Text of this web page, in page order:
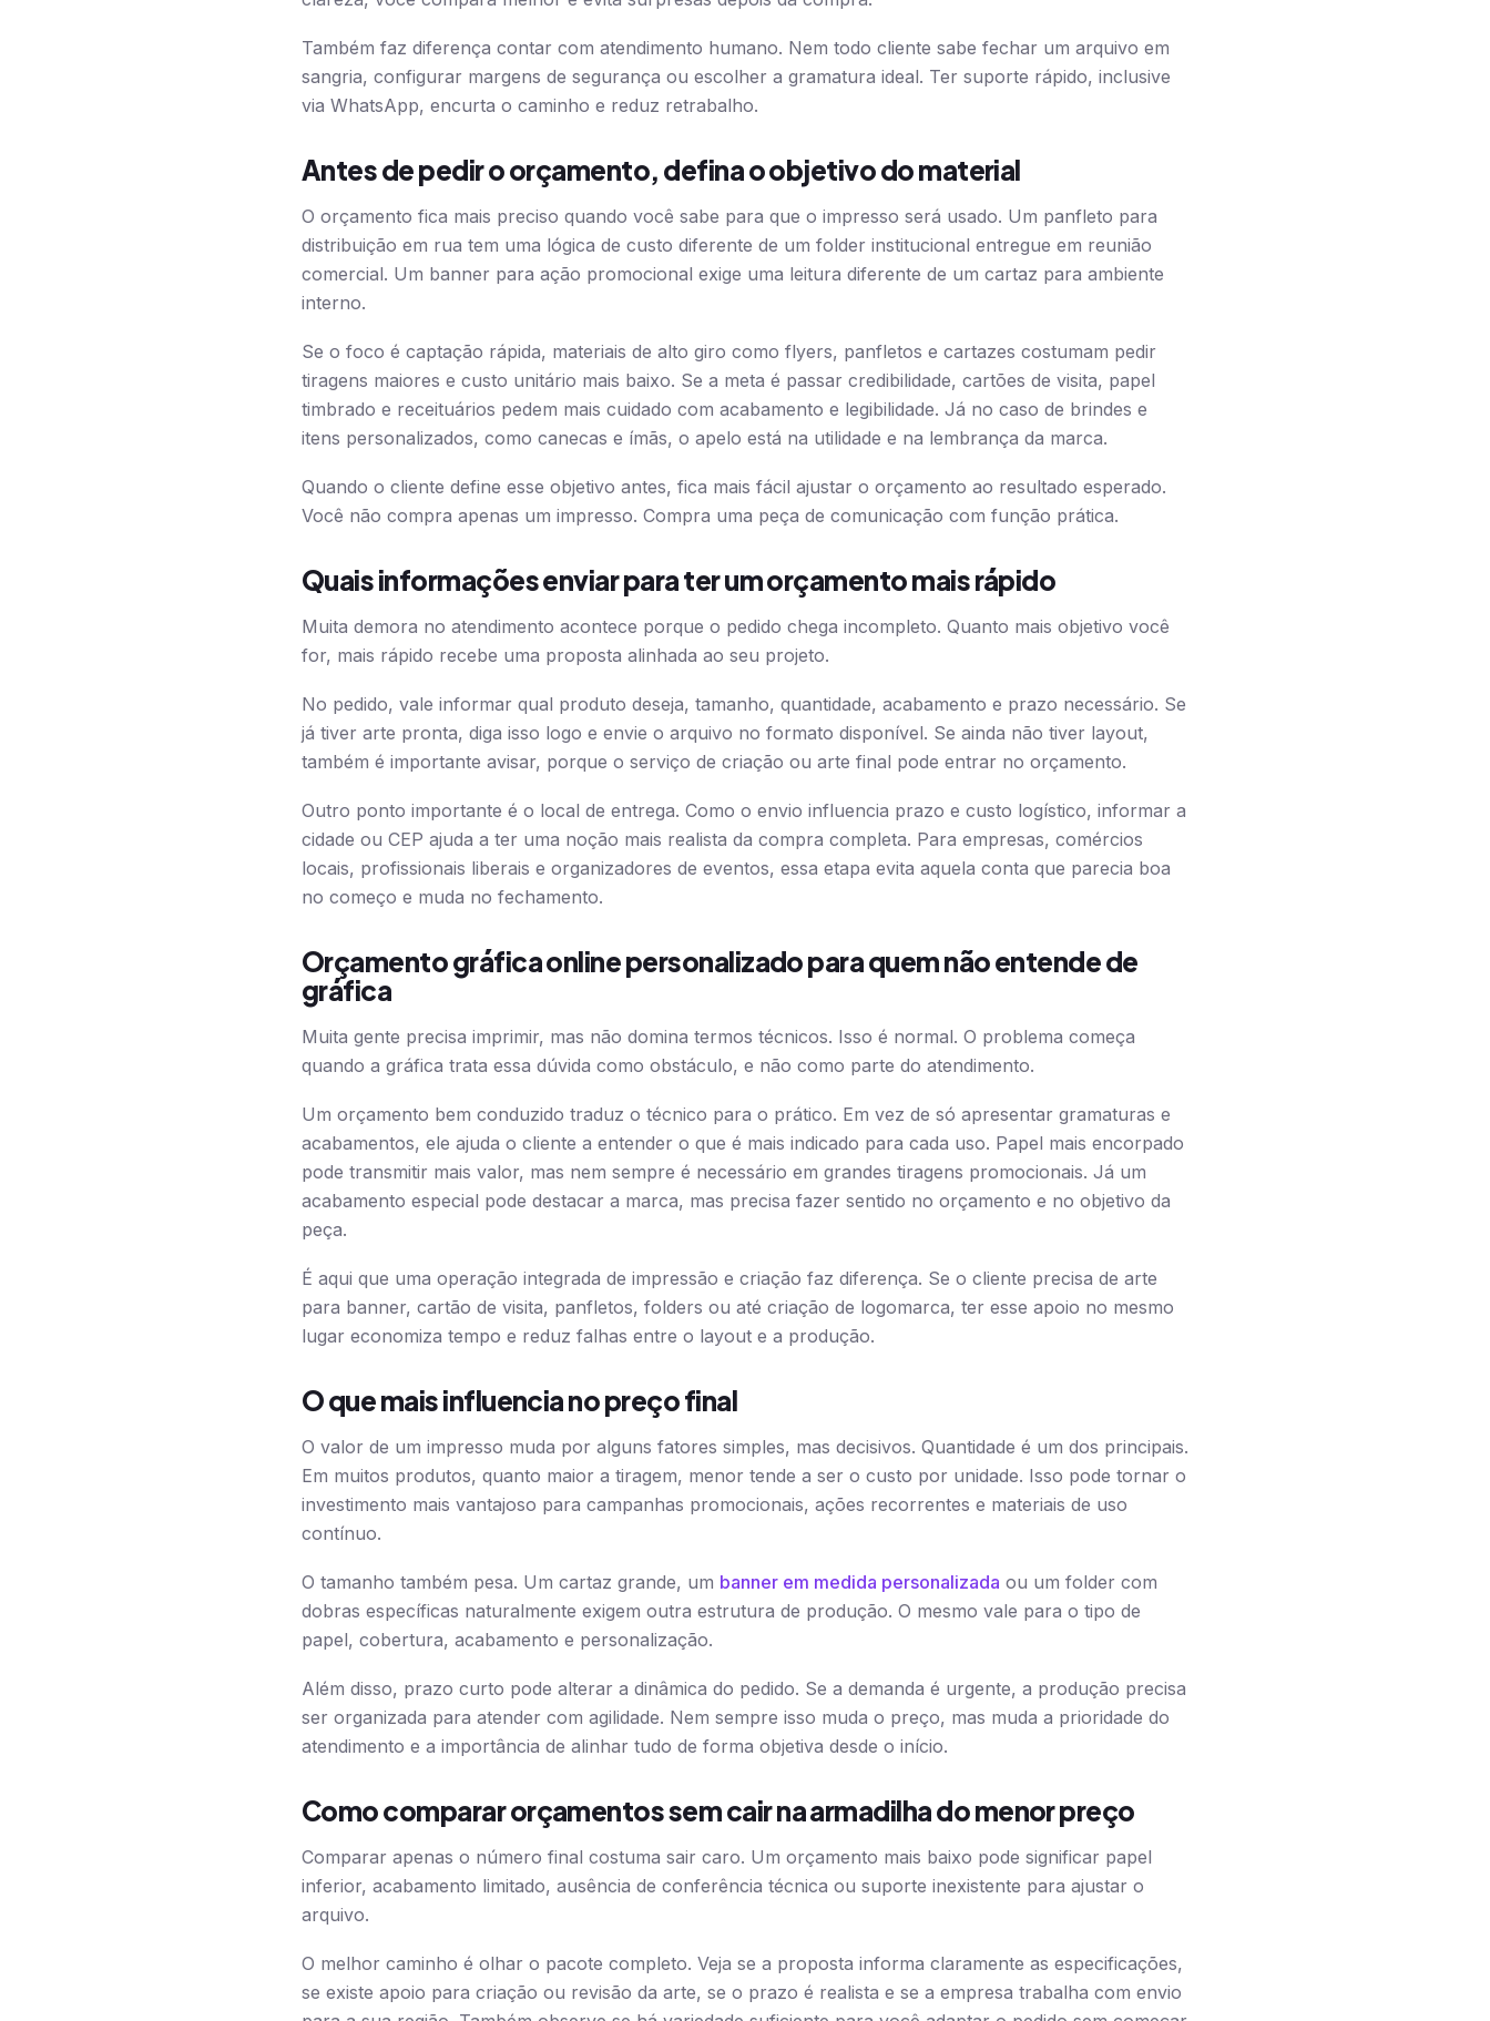
Também faz diferença contar com atendimento humano. Nem todo cliente sabe fechar um arquivo em
sangria, configurar margens de segurança ou escolher a gramatura ideal. Ter suporte rápido, inclusive
via WhatsApp, encurta o caminho e reduz retrabalho.
Antes de pedir o orçamento, defina o objetivo do material
O orçamento fica mais preciso quando você sabe para que o impresso será usado. Um panfleto para
distribuição em rua tem uma lógica de custo diferente de um folder institucional entregue em reunião
comercial. Um banner para ação promocional exige uma leitura diferente de um cartaz para ambiente
interno.
Se o foco é captação rápida, materiais de alto giro como flyers, panfletos e cartazes costumam pedir
tiragens maiores e custo unitário mais baixo. Se a meta é passar credibilidade, cartões de visita, papel
timbrado e receituários pedem mais cuidado com acabamento e legibilidade. Já no caso de brindes e
itens personalizados, como canecas e ímãs, o apelo está na utilidade e na lembrança da marca.
Quando o cliente define esse objetivo antes, fica mais fácil ajustar o orçamento ao resultado esperado.
Você não compra apenas um impresso. Compra uma peça de comunicação com função prática.
Quais informações enviar para ter um orçamento mais rápido
Muita demora no atendimento acontece porque o pedido chega incompleto. Quanto mais objetivo você
for, mais rápido recebe uma proposta alinhada ao seu projeto.
No pedido, vale informar qual produto deseja, tamanho, quantidade, acabamento e prazo necessário. Se
já tiver arte pronta, diga isso logo e envie o arquivo no formato disponível. Se ainda não tiver layout,
também é importante avisar, porque o serviço de criação ou arte final pode entrar no orçamento.
Outro ponto importante é o local de entrega. Como o envio influencia prazo e custo logístico, informar a
cidade ou CEP ajuda a ter uma noção mais realista da compra completa. Para empresas, comércios
locais, profissionais liberais e organizadores de eventos, essa etapa evita aquela conta que parecia boa
no começo e muda no fechamento.
Orçamento gráfica online personalizado para quem não entende de
gráfica
Muita gente precisa imprimir, mas não domina termos técnicos. Isso é normal. O problema começa
quando a gráfica trata essa dúvida como obstáculo, e não como parte do atendimento.
Um orçamento bem conduzido traduz o técnico para o prático. Em vez de só apresentar gramaturas e
acabamentos, ele ajuda o cliente a entender o que é mais indicado para cada uso. Papel mais encorpado
pode transmitir mais valor, mas nem sempre é necessário em grandes tiragens promocionais. Já um
acabamento especial pode destacar a marca, mas precisa fazer sentido no orçamento e no objetivo da
peça.
É aqui que uma operação integrada de impressão e criação faz diferença. Se o cliente precisa de arte
para banner, cartão de visita, panfletos, folders ou até criação de logomarca, ter esse apoio no mesmo
lugar economiza tempo e reduz falhas entre o layout e a produção.
O que mais influencia no preço final
O valor de um impresso muda por alguns fatores simples, mas decisivos. Quantidade é um dos principais.
Em muitos produtos, quanto maior a tiragem, menor tende a ser o custo por unidade. Isso pode tornar o
investimento mais vantajoso para campanhas promocionais, ações recorrentes e materiais de uso
contínuo.
O tamanho também pesa. Um cartaz grande, um banner em medida personalizada ou um folder com
dobras específicas naturalmente exigem outra estrutura de produção. O mesmo vale para o tipo de
papel, cobertura, acabamento e personalização.
Além disso, prazo curto pode alterar a dinâmica do pedido. Se a demanda é urgente, a produção precisa
ser organizada para atender com agilidade. Nem sempre isso muda o preço, mas muda a prioridade do
atendimento e a importância de alinhar tudo de forma objetiva desde o início.
Como comparar orçamentos sem cair na armadilha do menor preço
Comparar apenas o número final costuma sair caro. Um orçamento mais baixo pode significar papel
inferior, acabamento limitado, ausência de conferência técnica ou suporte inexistente para ajustar o
arquivo.
O melhor caminho é olhar o pacote completo. Veja se a proposta informa claramente as especificações,
se existe apoio para criação ou revisão da arte, se o prazo é realista e se a empresa trabalha com envio